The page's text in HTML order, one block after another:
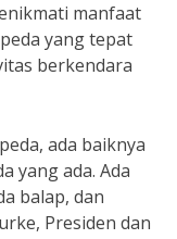
manfaat
yang tepat
berkendara
ada baiknya
yang ada. Ada
balap, dan
Presiden dan